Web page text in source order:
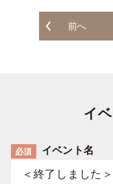
前へ
イ
必須 イベント名
＜終了しました